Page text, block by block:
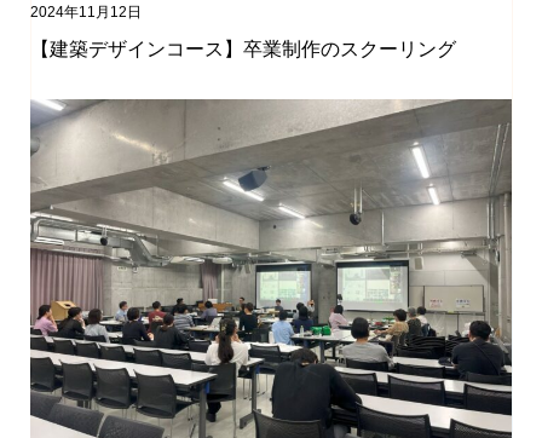
2024年11月12日
【建築デザインコース】卒業制作のスクーリング